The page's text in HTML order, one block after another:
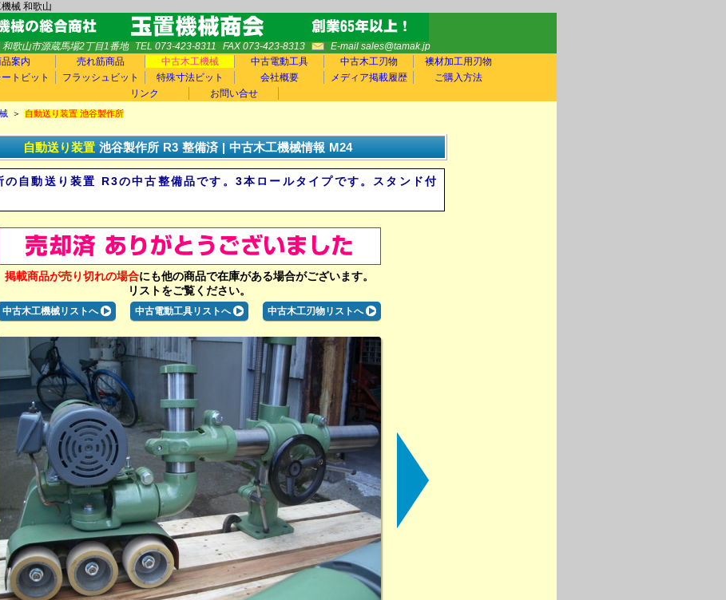
械 和歌山
歌山市源蔵馬場2丁目1番地 TEL 073-423-8311 FAX 073-423-8313
E-mail sales@tamak.jp
案内 売れ筋商品 中古木工機械 中古電動工具 中古木工刃物
襖材加工用刃物
トビット フラッシュビット 特殊寸法ビット 会社概要 メディア掲載履歴
ご購入方法
リンク
お問い合せ
＞ 自動送り装置 池谷製作所
自動送り装置 池谷製作所 R3 整備済 | 中古木工機械情報 M24
の自動送り装置 R3の中古整備品です。3本ロールタイプです。スタンド付
掲載商品が売り切れの場合にも他の商品で在庫がある場合がございます。
リストをご覧ください。
中古木工機械リストへ 中古電動工具リストへ 中古木工刃物リストへ